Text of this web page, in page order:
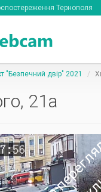
Тернополя
"Безпечний двір" 2021
21а